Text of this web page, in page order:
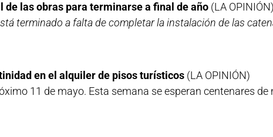
de las obras para terminarse a final de año (LA OPINIÓN)
terminado a falta de completar la instalación de las
en el alquiler de pisos turísticos (LA OPINIÓN)
11 de mayo. Esta semana se esperan centenares de